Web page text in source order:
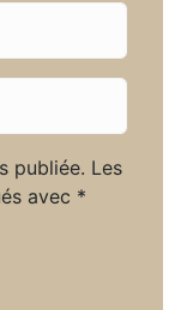
publiée. Les
avec *